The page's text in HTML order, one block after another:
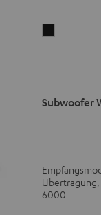
Version
Subwoofer
6000